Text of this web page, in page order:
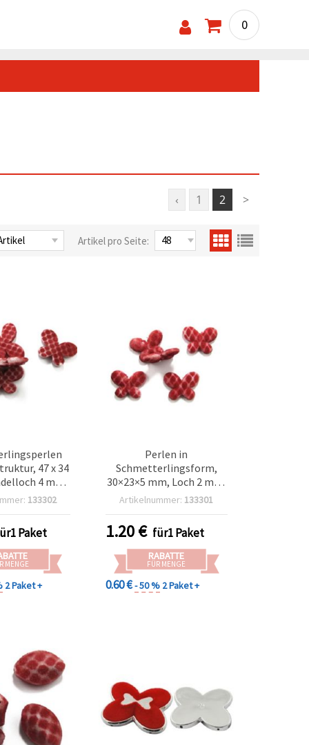
0
‹ 1 2 >
Artikel pro Seite:
47 x 34
4 mm,
Muster,
133302
Paket
MENGE
2 Paket +
Perlen in
Schmetterlingsform,
30×23×5 mm, Loch 2 mm,
rot/weiß gemischt,
(~45 Stk.)
Artikelnummer: 133301
1.20€ für1 Paket
RABATTE
FÜR MENGE
0.60 €- 50 % 2 Paket +